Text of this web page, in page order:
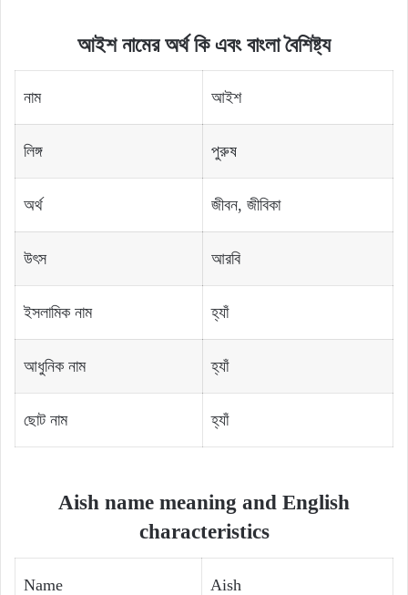
আইশ নামের অর্থ কি এবং বাংলা বৈশিষ্ট্য
নাম আইশ
লিঙ্গ পুরুষ
অর্থ জীবন, জীবিকা
উৎস আরবি
ইসলামিক নাম হ্যাঁ
আধুনিক নাম হ্যাঁ
ছোট নাম হ্যাঁ
Aish name meaning and English
characteristics
Name Aish